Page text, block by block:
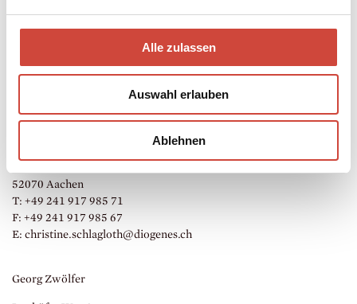
Alle zulassen
Auswahl erlauben
Ablehnen
T: +49 30 85 72 97 91
striemer@diogenes.ch
52070 Aachen
T: +49 241 917 985 71
F: +49 241 917 985 67
E: christine.schlagloth@diogenes.ch
Georg Zwölfer